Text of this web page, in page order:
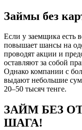
Займы без
Если у заемщика есть
повышает шансы на
проводят акции и
оставляют за собой
Однако компании с
выдают небольшие
20–50 тысяч тенге.
ЗАЙМ БЕЗ
ШАГА!